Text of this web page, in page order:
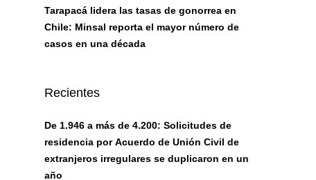
Tarapacá lidera las tasas de gonorrea en
Chile: Minsal reporta el mayor número de
casos en una década
Recientes
De 1.946 a más de 4.200: Solicitudes de
residencia por Acuerdo de Unión Civil de
extranjeros irregulares se duplicaron en un
año